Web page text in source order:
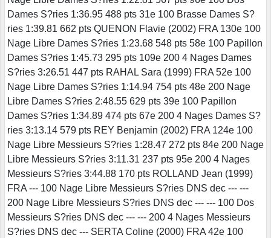
Dames S?ries 1:36.95 488 pts 31e 100 Brasse Dames S?
ries 1:39.81 662 pts QUENON Flavie (2002) FRA 130e 100
Nage Libre Dames S?ries 1:23.68 548 pts 58e 100 Papillon
Dames S?ries 1:45.73 295 pts 109e 200 4 Nages Dames
S?ries 3:26.51 447 pts RAHAL Sara (1999) FRA 52e 100
Nage Libre Dames S?ries 1:14.94 754 pts 48e 200 Nage
Libre Dames S?ries 2:48.55 629 pts 39e 100 Papillon
Dames S?ries 1:34.89 474 pts 67e 200 4 Nages Dames S?
ries 3:13.14 579 pts REY Benjamin (2002) FRA 124e 100
Nage Libre Messieurs S?ries 1:28.47 272 pts 84e 200 Nage
Libre Messieurs S?ries 3:11.31 237 pts 95e 200 4 Nages
Messieurs S?ries 3:44.88 170 pts ROLLAND Jean (1999)
FRA --- 100 Nage Libre Messieurs S?ries DNS dec --- ---
200 Nage Libre Messieurs S?ries DNS dec --- --- 100 Dos
Messieurs S?ries DNS dec --- --- 200 4 Nages Messieurs
S?ries DNS dec --- SERTA Coline (2000) FRA 42e 100